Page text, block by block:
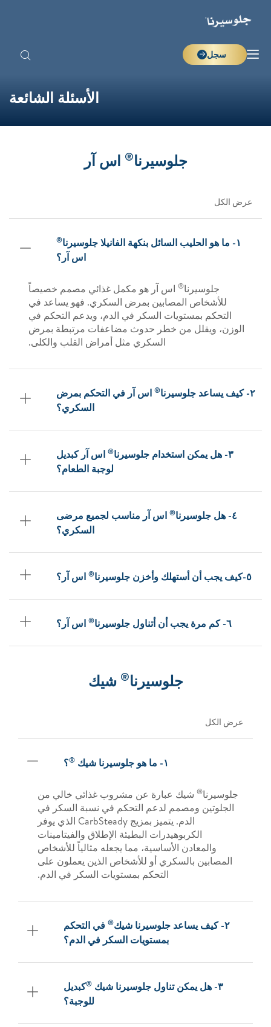
سجل
الأسئلة الشائعة
جلوسيرنا® اس آر
عرض الكل
١- ما هو الحليب السائل بنكهة الفانيلا جلوسيرنا ®
اس آر؟
جلوسيرنا® اس آر هو مكمل غذائي مصمم خصيصاً
للأشخاص المصابين بمرض السكري. فهو يساعد في
التحكم بمستويات السكر في الدم، ويدعم التحكم في
الوزن، ويقلل من خطر حدوث مضاعفات مرتبطة بمرض
السكري مثل أمراض القلب والكلى.
٢- كيف يساعد جلوسيرنا ® اس آر في التحكم بمرض
السكري؟
٣- هل يمكن استخدام جلوسيرنا ® اس آر كبديل
لوجبة الطعام؟
٤- هل جلوسيرنا ® اس آر مناسب لجميع مرضى
السكري؟
٥-كيف يجب أن أستهلك وأخزن جلوسيرنا ® اس آر؟
٦- كم مرة يجب أن أتناول جلوسيرنا ® اس آر؟
جلوسيرنا® شيك
عرض الكل
١- ما هو جلوسيرنا شيك ®؟
جلوسيرنا® شيك عبارة عن مشروب غذائي خالي من
الجلوتين ومصمم لدعم التحكم في نسبة السكر في
الدم. يتميز بمزيج CarbSteady الذي يوفر
الكربوهيدرات البطيئة الإطلاق والفيتامينات
والمعادن الأساسية، مما يجعله مثالياً للأشخاص
المصابين بالسكري أو للأشخاص الذين يعملون على
التحكم بمستويات السكر في الدم.
٢- كيف يساعد جلوسيرنا شيك ® في التحكم
بمستويات السكر في الدم؟
٣- هل يمكن تناول جلوسيرنا شيك ®كبديل
للوجبة؟